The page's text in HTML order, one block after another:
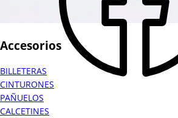
Accesorios
BILLETERAS
CINTURONES
PAÑUELOS
CALCETINES